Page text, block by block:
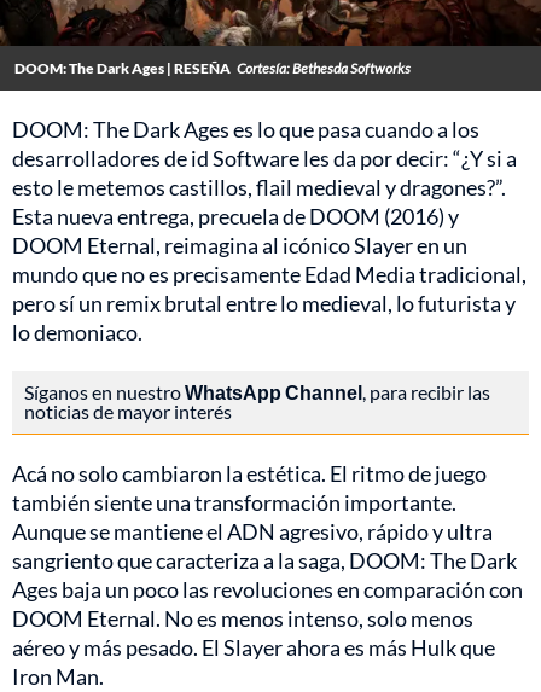
DOOM: The Dark Ages | RESEÑA Cortesía: Bethesda Softworks
DOOM: The Dark Ages es lo que pasa cuando a los
desarrolladores de id Software les da por decir: “¿Y si a
esto le metemos castillos, flail medieval y dragones?”.
Esta nueva entrega, precuela de DOOM (2016) y
DOOM Eternal, reimagina al icónico Slayer en un
mundo que no es precisamente Edad Media tradicional,
pero sí un remix brutal entre lo medieval, lo futurista y
lo demoniaco.
Síganos en nuestroWhatsApp Channel, para recibir las
noticias de mayor interés
Acá no solo cambiaron la estética. El ritmo de juego
también siente una transformación importante.
Aunque se mantiene el ADN agresivo, rápido y ultra
sangriento que caracteriza a la saga, DOOM: The Dark
Ages baja un poco las revoluciones en comparación con
DOOM Eternal. No es menos intenso, solo menos
aéreo y más pesado. El Slayer ahora es más Hulk que
Iron Man.